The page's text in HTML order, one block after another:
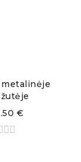
€